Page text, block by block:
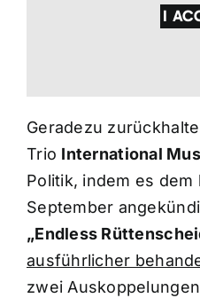
I
Geradezu
Trio International
Politik, indem es
September
„Endless
ausführlicher
zwei